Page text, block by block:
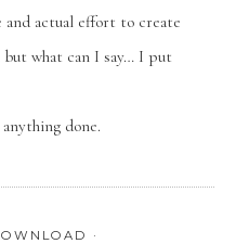
and actual effort to create
what can I say… I put
done.